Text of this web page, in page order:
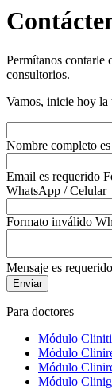
Permítanos contarle
consultorios.
Vamos, inicie hoy la
Nombre completo
Email es requerido
WhatsApp / Celular
Formato inválido
Mensaje es requerido
Enviar
Para doctores
Módulo
Módulo
Módulo
Módulo